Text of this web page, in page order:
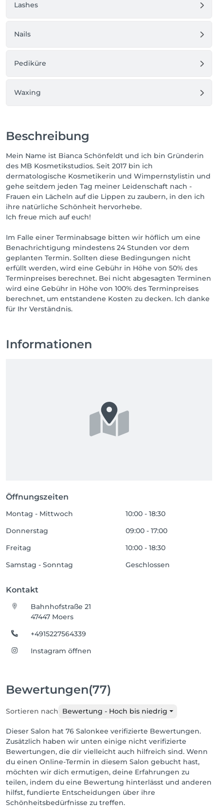
Lashes
Nails
Pediküre
Waxing
Beschreibung
Mein Name ist Bianca Schönfeldt und ich bin Gründerin
des MB Kosmetikstudios. Seit 2017 bin ich
dermatologische Kosmetikerin und Wimpernstylistin und
gehe seitdem jeden Tag meiner Leidenschaft nach -
Frauen ein Lächeln auf die Lippen zu zaubern, in den ich
ihre natürliche Schönheit hervorhebe.
Ich freue mich auf euch!
Im Falle einer Terminabsage bitten wir höflich um eine
Benachrichtigung mindestens 24 Stunden vor dem
geplanten Termin. Sollten diese Bedingungen nicht
erfüllt werden, wird eine Gebühr in Höhe von 50% des
Terminpreises berechnet. Bei nicht abgesagten Terminen
wird eine Gebühr in Höhe von 100% des Terminpreises
berechnet, um entstandene Kosten zu decken. Ich danke
für Ihr Verständnis.
Informationen
Öffnungszeiten
Montag - Mittwoch
10:00 - 18:30
Donnerstag
09:00 - 17:00
Freitag
10:00 - 18:30
Samstag - Sonntag
Geschlossen
Kontakt
Bahnhofstraße 21
47447 Moers
+4915227564339
Instagram öffnen
Bewertungen(77)
Sortieren nach Bewertung - Hoch bis niedrig
Dieser Salon hat 76 Salonkee verifizierte Bewertungen.
Zusätzlich haben wir unten einige nicht verifizierte
Bewertungen, die dir vielleicht auch hilfreich sind. Wenn
du einen Online-Termin in diesem Salon gebucht hast,
möchten wir dich ermutigen, deine Erfahrungen zu
teilen, indem du eine Bewertung hinterlässt und anderen
hilfst, fundierte Entscheidungen über ihre
Schönheitsbedürfnisse zu treffen.